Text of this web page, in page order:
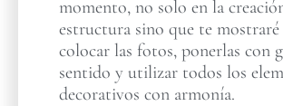
momento, no solo en la
estructura sino que te
colocar las fotos, ponerlas con
sentido y utilizar todos los
decorativos con armonía.